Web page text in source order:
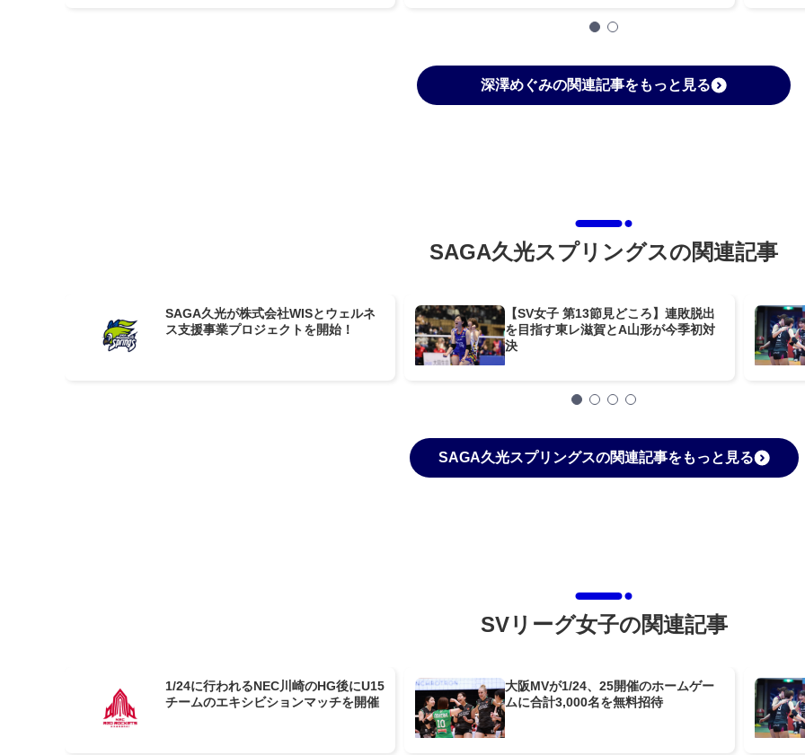
深澤めぐみの関連記事をもっと見る
SAGA久光スプリングスの関連記事
SAGA久光が株式会社WISとウェルネ
ス支援事業プロジェクトを開始！
【SV女子 第13節見どころ】連敗脱出
を目指す東レ滋賀とA山形が今季初対
決
SAGA久光スプリングスの関連記事をもっと見る
SVリーグ女子の関連記事
1/24に行われるNEC川崎のHG後にU15
チームのエキシビションマッチを開催
大阪MVが1/24、25開催のホームゲー
ムに合計3,000名を無料招待